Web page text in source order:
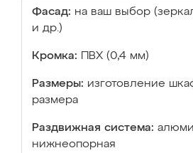
Фасад: на ваш выбор
и др.)
Кромка: ПВХ (0,4 мм)
Размеры: изготовление
размера
Раздвижная система:
нижнеопорная